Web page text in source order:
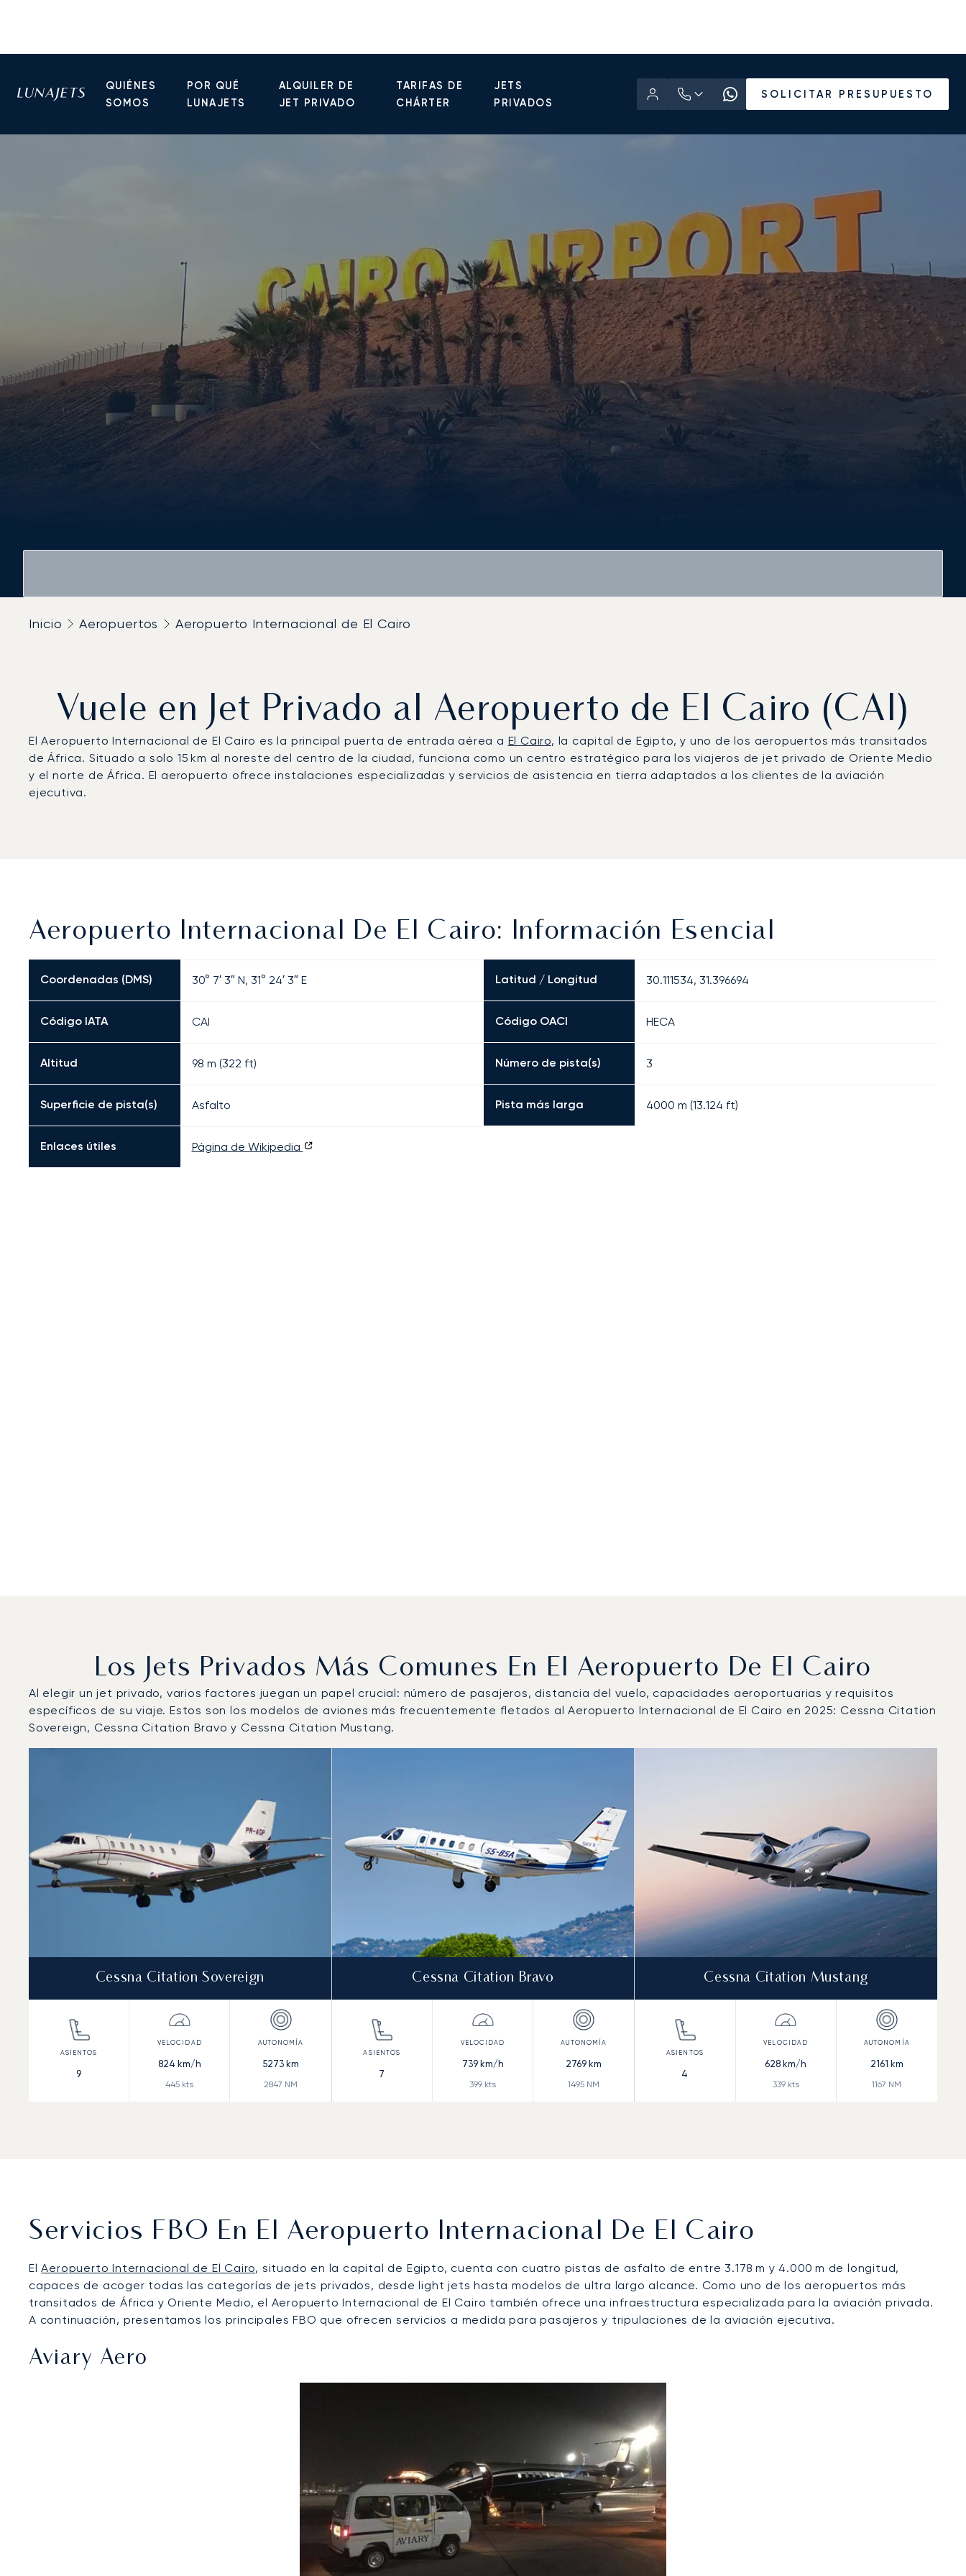
QUIÉNES
SOMOS
POR QUÉ
LUNAJETS
ALQUILER DE
JET PRIVADO
TARIFAS DE
CHÁRTER
JETS
PRIVADOS
SOLICITAR PRESUPUESTO
Inicio Aeropuertos Aeropuerto Internacional de El Cairo
Vuele en Jet Privado al Aeropuerto de El Cairo (CAI)
El Aeropuerto Internacional de El Cairo es la principal puerta de entrada aérea a El Cairo, la capital de Egipto, y uno de los aeropuertos más transitados
de África. Situado a solo 15 km al noreste del centro de la ciudad, funciona como un centro estratégico para los viajeros de jet privado de Oriente Medio
y el norte de África. El aeropuerto ofrece instalaciones especializadas y servicios de asistencia en tierra adaptados a los clientes de la aviación
ejecutiva.
Aeropuerto Internacional De El Cairo: Información Esencial
Coordenadas (DMS) 30° 7′ 3″ N, 31° 24′ 3″ E Latitud / Longitud 30.111534, 31.396694
Código IATA CAI Código OACI HECA
Altitud 98 m (322 ft) Número de pista(s) 3
Superficie de pista(s) Asfalto Pista más larga 4000 m (13.124 ft)
Enlaces útiles Página de Wikipedia
Los Jets Privados Más Comunes En El Aeropuerto De El Cairo
Al elegir un jet privado, varios factores juegan un papel crucial: número de pasajeros, distancia del vuelo, capacidades aeroportuarias y requisitos
específicos de su viaje. Estos son los modelos de aviones más frecuentemente fletados al Aeropuerto Internacional de El Cairo en 2025: Cessna Citation
Sovereign, Cessna Citation Bravo y Cessna Citation Mustang.
Cessna Citation Sovereign
9
824 km/h
445 kts
5273km
2847 NM
Cessna Citation Bravo
7
739km/h
399 kts
2769 km
1495 NM
Cessna Citation Mustang
4
628 km/h
339kts
2161 km
1167 NM
Servicios FBO En El Aeropuerto Internacional De El Cairo
ElAeropuerto Internacional de El Cairo, situado en la capital de Egipto, cuenta con cuatro pistas de asfalto de entre 3.178 m y 4.000 m de longitud,
capaces de acoger todas las categorías de jets privados, desde light jets hasta modelos de ultra largo alcance. Como uno de los aeropuertos más
transitados de África y Oriente Medio, el Aeropuerto Internacional de El Cairo también ofrece una infraestructura especializada para la aviación privada.
A continuación, presentamos los principales FBO que ofrecen servicios a medida para pasajeros y tripulaciones de la aviación ejecutiva.
Aviary Aero